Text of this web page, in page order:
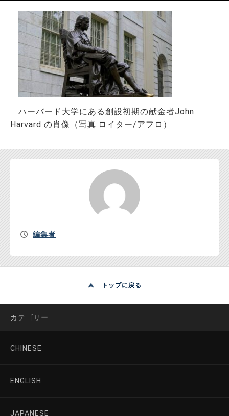
ハーバード大学にある創設初期の献金者John
Harvard の肖像（写真:ロイター/アフロ）
編集者
トップに戻る
カテゴリー
CHINESE
ENGLISH
JAPANESE